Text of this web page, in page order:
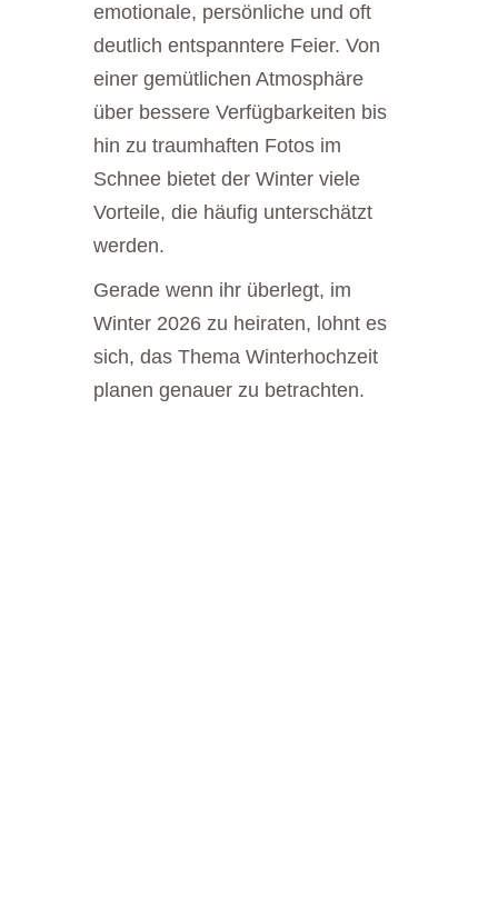
emotionale, persönliche und oft
deutlich entspanntere Feier. Von
einer gemütlichen Atmosphäre
über bessere Verfügbarkeiten bis
hin zu traumhaften Fotos im
Schnee bietet der Winter viele
Vorteile, die häufig unterschätzt
werden.
Gerade wenn ihr überlegt, im
Winter 2026 zu heiraten, lohnt es
sich, das Thema Winterhochzeit
planen genauer zu betrachten.